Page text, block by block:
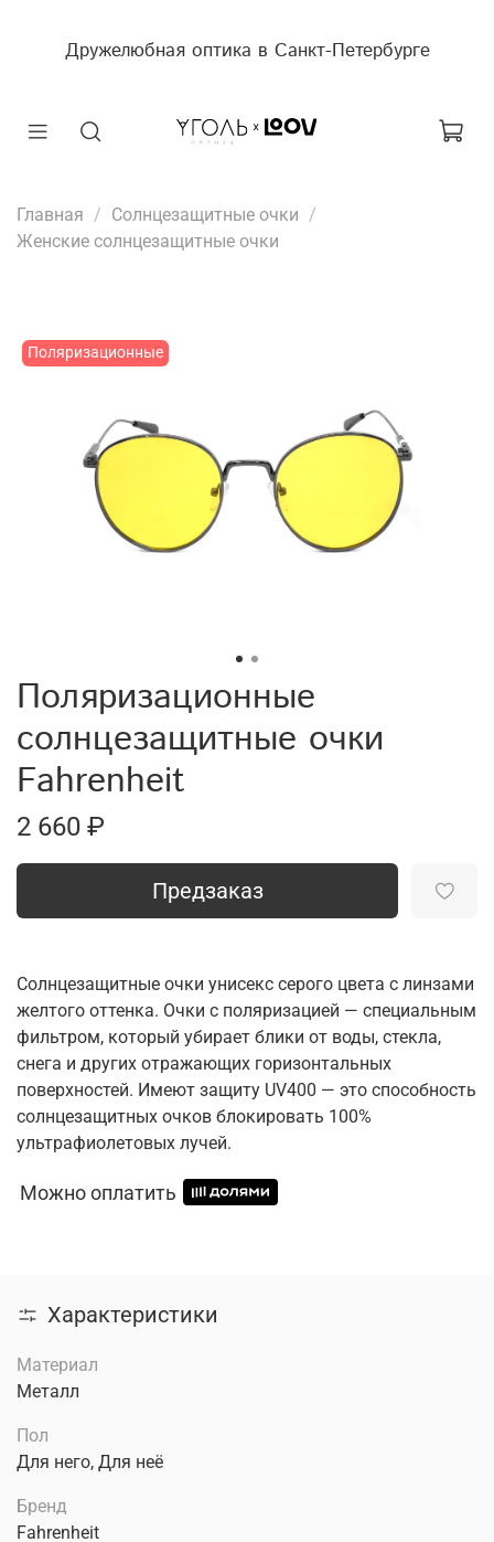
Дружелюбная оптика в Санкт-Петербурге
Главная
Солнцезащитные очки
Женские солнцезащитные очки
Поляризационные
Поляризационные
солнцезащитные очки
Fahrenheit
2 660 ₽
Предзаказ
Солнцезащитные очки унисекс серого цвета с линзами
желтого оттенка. Очки с поляризацией — специальным
фильтром, который убирает блики от воды, стекла,
снега и других отражающих горизонтальных
поверхностей. Имеют защиту UV400 — это способность
солнцезащитных очков блокировать 100%
ультрафиолетовых лучей.
Можно оплатить
Характеристики
Материал
Металл
Пол
Для него, Для неё
Бренд
Fahrenheit